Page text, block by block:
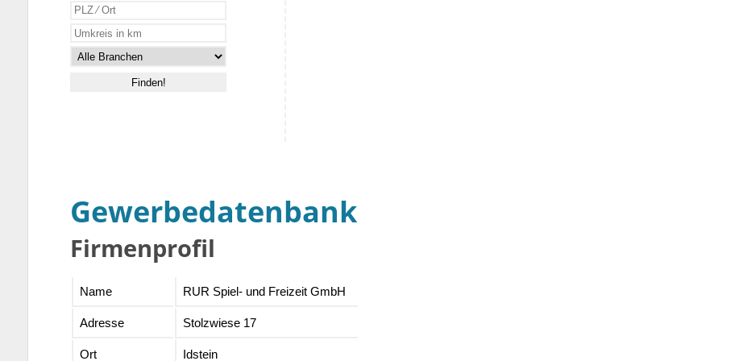
Gewerbedatenbank
Firmenprofil
Name RUR Spiel- und Freizeit GmbH
Adresse Stolzwiese 17
Ort Idstein